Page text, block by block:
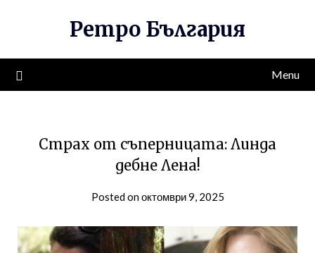
Ретро България
Menu
Страх от съперницата: Линда
дебне Лена!
Posted on октомври 9, 2025